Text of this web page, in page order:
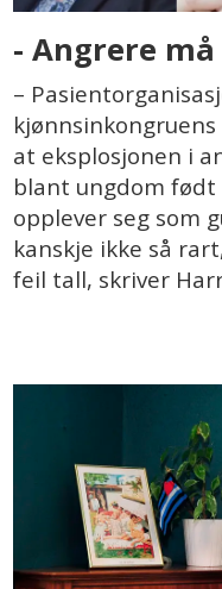
- Angrere
–
at eksplosjonen i
blant ungdom
opplever seg som
kanskje ikke så
feil tall, skriver